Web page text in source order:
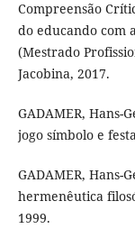
Compreensão
do educando com
(Mestrado
Jacobina, 2017.
GADAMER, Hans-
jogo símbolo e
GADAMER, Hans-
hermenêutica
1999.